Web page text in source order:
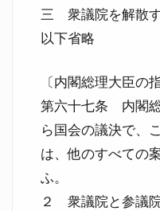
三 衆議院を解散す
以下省略
〔内閣総理大臣の
第六十七条 内閣
ら国会の議決で、
は、他のすべての
ふ。
２ 衆議院と参議